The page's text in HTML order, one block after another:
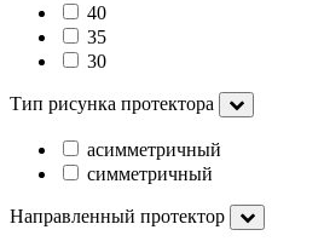
40
35
30
Тип рисунка протектора
асимметричный
симметричный
Направленный протектор